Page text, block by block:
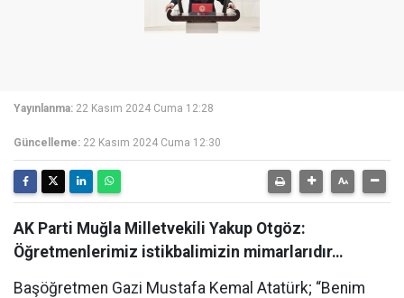
Yayınlanma: 22 Kasım 2024 Cuma 12:28
Güncelleme: 22 Kasım 2024 Cuma 12:30
AK Parti Muğla Milletvekili Yakup Otgöz:
Öğretmenlerimiz istikbalimizin mimarlarıdır…
Başöğretmen Gazi Mustafa Kemal Atatürk; “Benim